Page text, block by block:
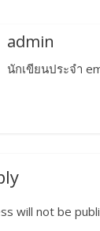
admin
นักเขียนประจำ
will not be